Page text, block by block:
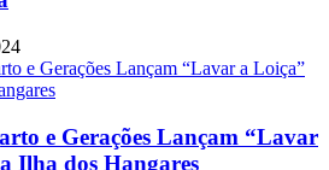
e Gerações Lançam “Lavar
Ilha dos Hangares